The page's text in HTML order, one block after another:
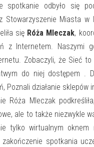
spotkanie odbyło się
Stowarzyszenie Miasta
się Róża Mleczak,
z Internetem. Naszymi
Zobaczyli, że Sieć
do niej dostępem .
Poznali działanie
Róża Mleczak
ale to także niezwykle
tylko wirtualnym
spotkania